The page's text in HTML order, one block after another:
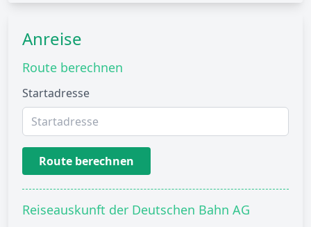
Anreise
Route berechnen
Startadresse
Route berechnen
Reiseauskunft der Deutschen Bahn AG